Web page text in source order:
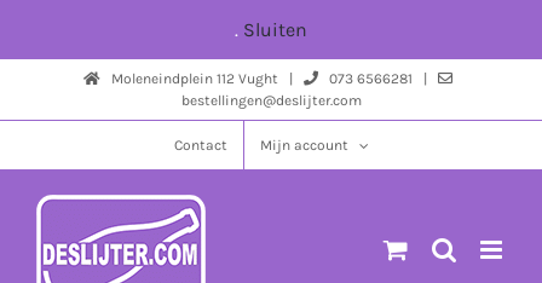
. Sluiten
Moleneindplein 112 Vught |
073 6566281 |
bestellingen@deslijter.com
Contact Mijn account